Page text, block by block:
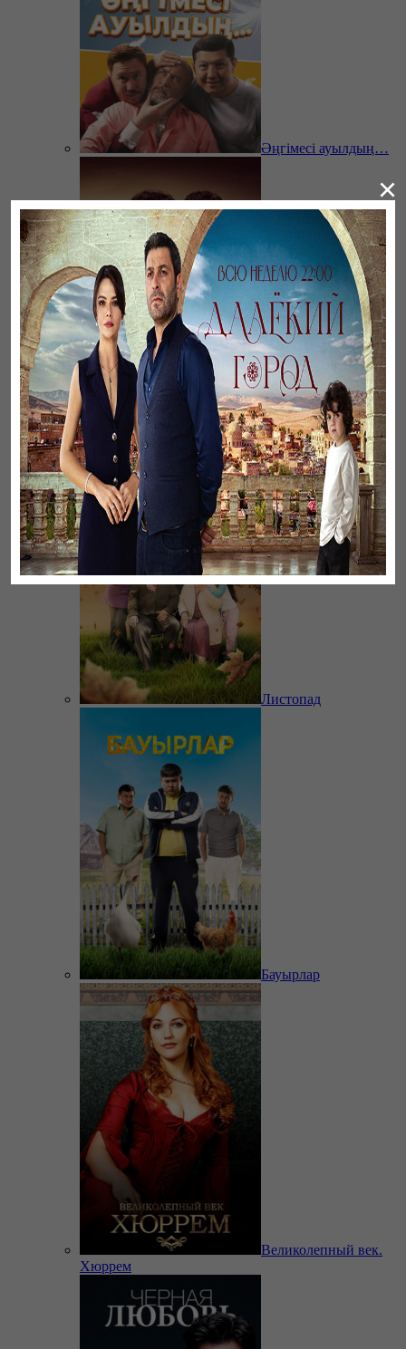
Әңгімесі ауылдың…
Ветреный
Листопад
Бауырлар
Великолепный век.
Хюррем
×